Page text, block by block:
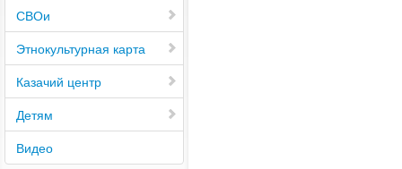
СВОи
Этнокультурная карта
Казачий центр
Детям
Видео